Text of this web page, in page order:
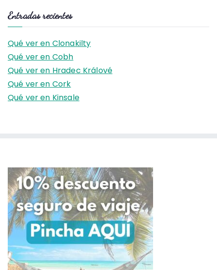
Entradas recientes
Qué ver en Clonakilty
Qué ver en Cobh
Qué ver en Hradec Králové
Qué ver en Cork
Qué ver en Kinsale